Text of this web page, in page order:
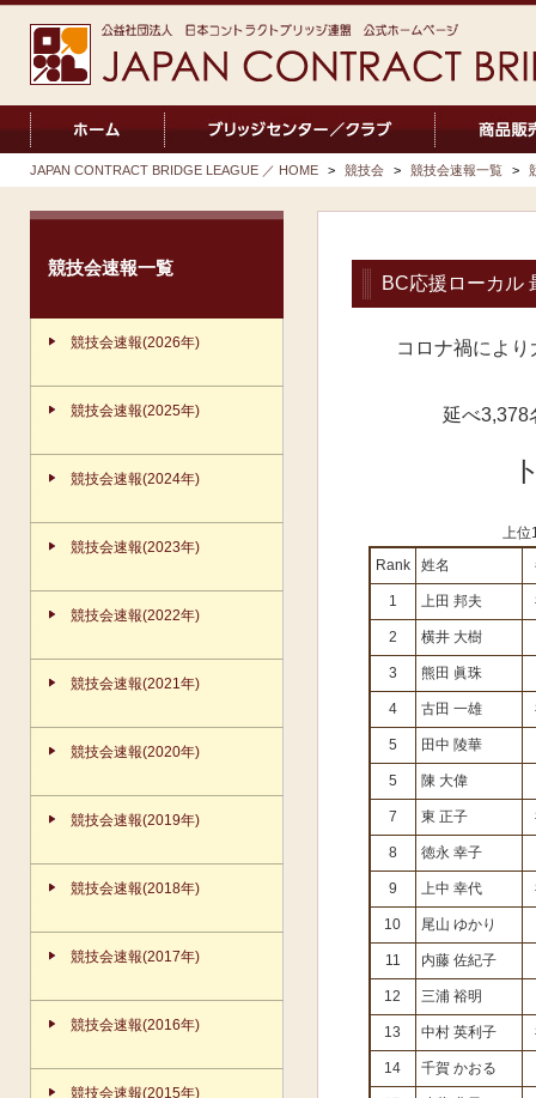
JAPAN CONTRACT BRIDGE LEAGUE ／ HOME > 競技会 > 競技会速報一覧 >
競技会速報一覧
競技会速報(2026年)
競技会速報(2025年)
競技会速報(2024年)
競技会速報(2023年)
競技会速報(2022年)
競技会速報(2021年)
競技会速報(2020年)
競技会速報(2019年)
競技会速報(2018年)
競技会速報(2017年)
競技会速報(2016年)
競技会速報(2015年)
BC応援ローカル
コロナ禍によ
延べ3,378
上位
Rank
姓名
1 上田 邦夫
2 横井 大樹
3 熊田 眞珠
4 古田 一雄
5 田中 陵華
5 陳 大偉
7 東 正子
8 徳永 幸子
9 上中 幸代
10 尾山 ゆかり
11 内藤 佐紀子
12 三浦 裕明
13 中村 英利子
14 千賀 かおる